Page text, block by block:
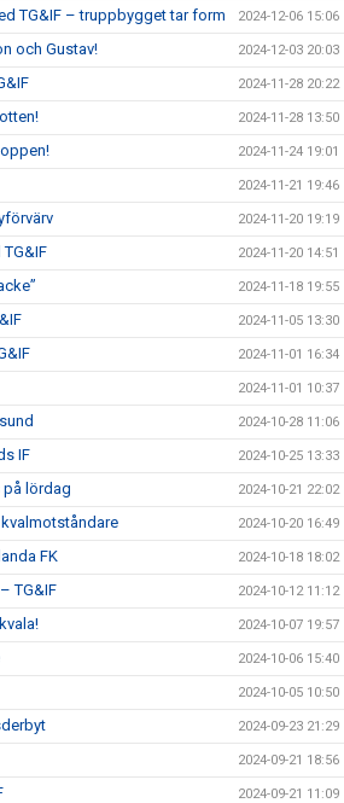
TG&IF – truppbygget tar form 2024-12-06 15:06
och Gustav! 2024-12-03 20:03
2024-11-28 20:22
2024-11-28 13:50
2024-11-24 19:01
2024-11-21 19:46
2024-11-20 19:19
2024-11-20 14:51
2024-11-18 19:55
2024-11-05 13:30
2024-11-01 16:34
2024-11-01 10:37
2024-10-28 11:06
IF 2024-10-25 13:33
på lördag 2024-10-21 22:02
2024-10-20 16:49
FK 2024-10-18 18:02
TG&IF 2024-10-12 11:12
2024-10-07 19:57
2024-10-06 15:40
2024-10-05 10:50
2024-09-23 21:29
2024-09-21 18:56
2024-09-21 11:09